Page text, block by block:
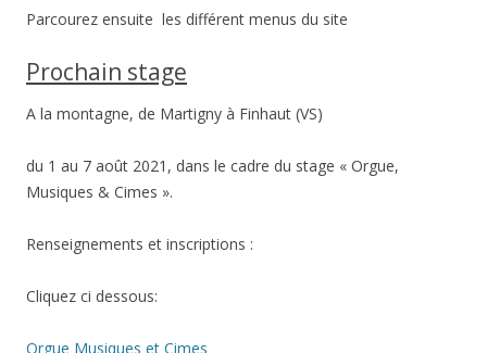
Parcourez ensuite les différent menus du site
Prochain stage
A la montagne, de Martigny à Finhaut (VS)
du 1 au 7 août 2021, dans le cadre du stage « Orgue,
Musiques & Cimes ».
Renseignements et inscriptions :
Cliquez ci dessous:
Orgue Musiques et Cimes